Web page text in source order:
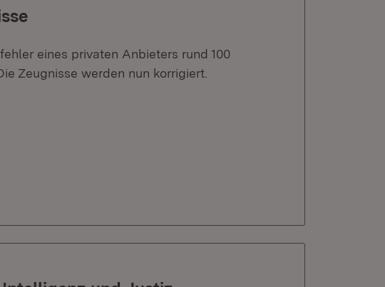
eines privaten Anbieters rund 100
Zeugnisse werden nun korrigiert.